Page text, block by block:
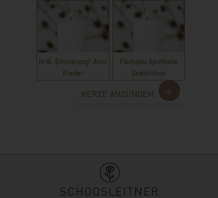
In lb. Erinnerung! Anni
Rieder
Flachgau Apotheke
Seekirchen
KERZE ANZÜNDEN